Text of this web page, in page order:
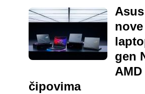
koji
namijenjenih kućnim i
gen
čipovima